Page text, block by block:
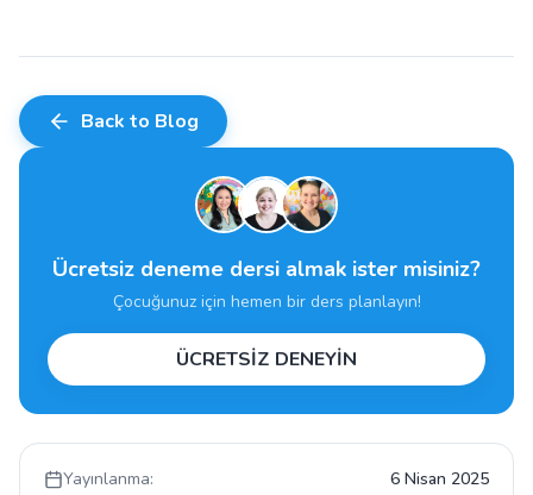
Back to Blog
Ücretsiz deneme dersi almak ister misiniz?
Çocuğunuz için hemen bir ders planlayın!
ÜCRETSİZ DENEYİN
Yayınlanma:
6 Nisan 2025